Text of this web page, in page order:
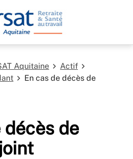
Aquitaine
Actif
En cas de décès de
décès de